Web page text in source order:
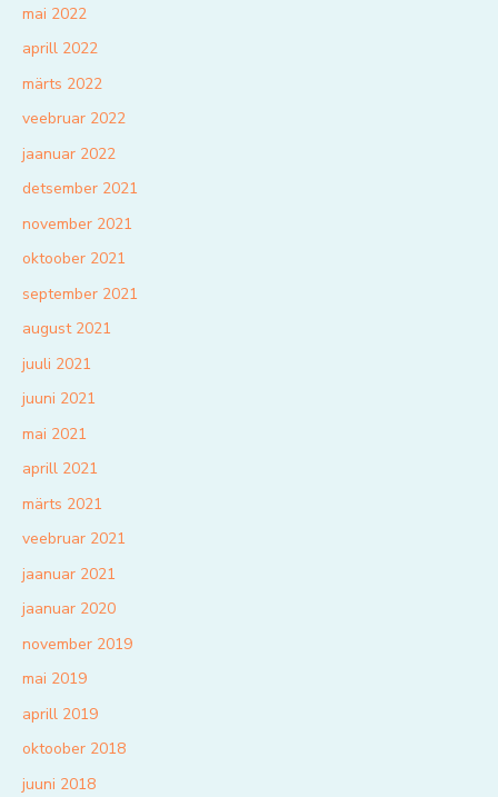
mai 2022
aprill 2022
märts 2022
veebruar 2022
jaanuar 2022
detsember 2021
november 2021
oktoober 2021
september 2021
august 2021
juuli 2021
juuni 2021
mai 2021
aprill 2021
märts 2021
veebruar 2021
jaanuar 2021
jaanuar 2020
november 2019
mai 2019
aprill 2019
oktoober 2018
juuni 2018